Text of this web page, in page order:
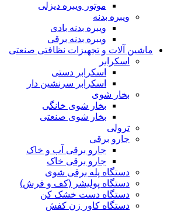
موتور ویبره دیزلی
ویبره بدنه
ویبره بدنه بادی
ویبره بدنه برقی
ماشین آلات و تجهیزات نظافتی صنعتی
اسکرابر
اسکرابر دستی
اسکرابر سرنشین دار
بخار شوی
بخار شوی خانگی
بخار شوی صنعتی
ترولی
جارو برقی
جارو برقی آب و خاک
جارو برقی خاک
دستگاه پله برقی شوی
دستگاه پولیشر (کف و فرش)
دستگاه دست خشک کن
دستگاه کاور زن کفش